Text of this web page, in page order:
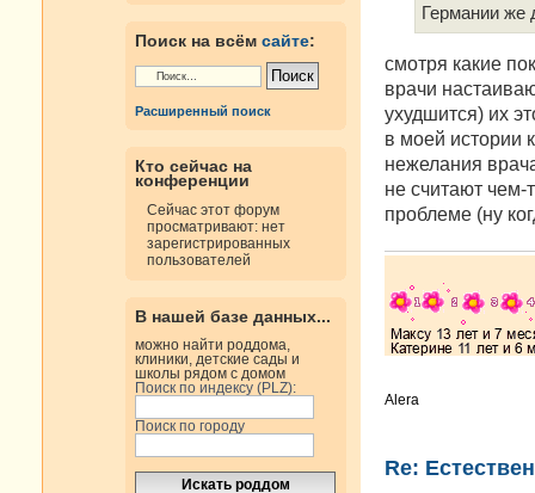
Поиск на всём сайте:
Расширенный поиск
Кто сейчас на
конференции
Сейчас этот форум
просматривают: нет
зарегистрированных
пользователей
В нашей базе данных...
можно найти роддома,
клиники, детские сады и
школы рядом с домом
Поиск по индексу (PLZ):
Поиск по городу
Германии же
смотря какие
врачи
ухудшится) их
в моей истории
нежелания
не считают
проблеме (ну
Alera
Re: